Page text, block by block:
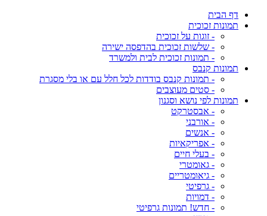
דף הבית
תמונות זכוכית
- זוגות על זכוכית
- שלשות זכוכית בהדפסה ישירה
- תמונות זכוכית לבית ולמשרד
תמונות קנבס
- תמונות קנבס בודדות לכל חלל עם או בלי מסגרת
- סטים מעוצבים
תמונות לפי נושא וסגנון
- אבסטרקט
- אורבני
- אנשים
- אפריקאיות
- בעלי חיים
- גאומטרי
- גיאומטריים
- גרפיטי
- דמויות
- חדש! תמונות גרפיטי